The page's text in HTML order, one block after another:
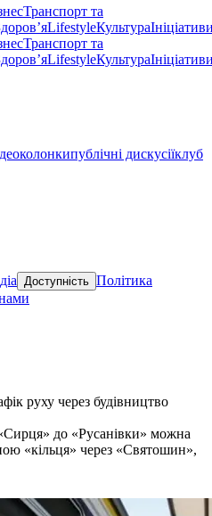
Транспорт та
LifestyleКультура
Транспорт та
LifestyleКультура
колонкипублічні дискусіїклуб
Доступність Політика
руху через будівництво
до «Русанівки» можна
«кільця» через «Святошин»,